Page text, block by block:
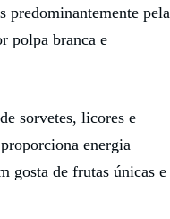
predominantemente pela
polpa branca e
sorvetes, licores e
energia
gosta de frutas únicas e